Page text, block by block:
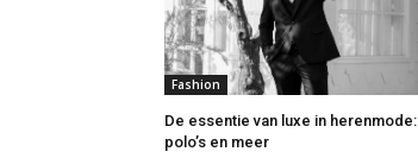
Fashion
De essentie van luxe in herenmode:
polo’s en meer